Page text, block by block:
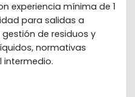
experiencia mínima de 1
para salidas a
de residuos y
normativas
intermedio.